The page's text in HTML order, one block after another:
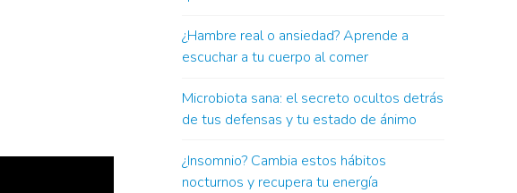
¿Hambre real o ansiedad? Aprende a
escuchar a tu cuerpo al comer
Microbiota sana: el secreto ocultos detrás
de tus defensas y tu estado de ánimo
¿Insomnio? Cambia estos hábitos
nocturnos y recupera tu energía